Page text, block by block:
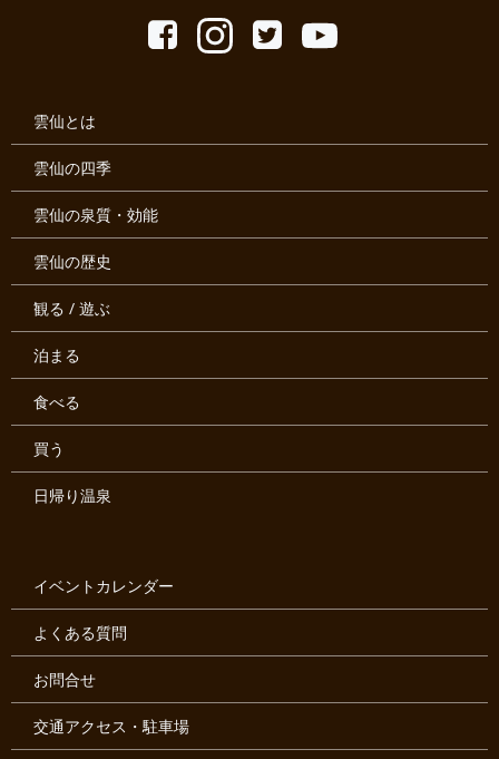
雲仙とは
雲仙の四季
雲仙の泉質・効能
雲仙の歴史
観る / 遊ぶ
泊まる
食べる
買う
日帰り温泉
イベントカレンダー
よくある質問
お問合せ
交通アクセス・駐車場